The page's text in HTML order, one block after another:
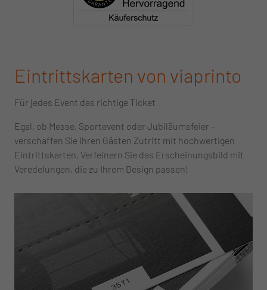
Eintrittskarten von viaprinto
Für jedes Event das richtige Ticket
Egal, ob Messe, Sportevent oder Jubiläumsfeier –
verschaffen Sie Ihren Gästen Zutritt mit hochwertigen
Eintrittskarten. Verfeinern Sie das Erscheinungsbild mit
Veredelungen, die zu Ihrem Design passen!